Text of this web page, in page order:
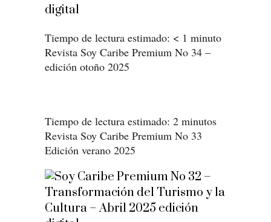
Tiempo de lectura estimado: < 1 minuto
Revista Soy Caribe Premium No 34 –
edición otoño 2025
Tiempo de lectura estimado: 2 minutos
Revista Soy Caribe Premium No 33
Edición verano 2025